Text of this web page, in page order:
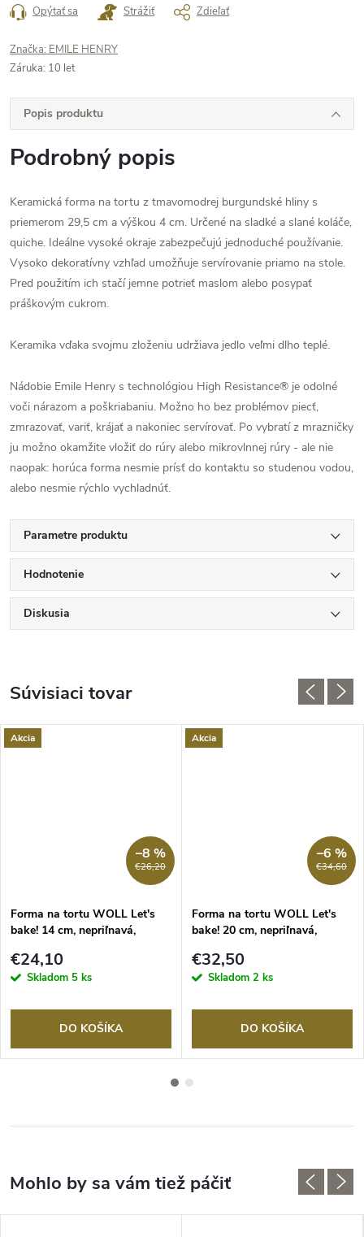
Opýtať sa Strážiť Zdieľať
Značka: EMILE HENRY
Záruka: 10 let
Popis produktu
Podrobný popis
Keramická forma na tortu z tmavomodrej burgundské hliny s
priemerom 29,5 cm a výškou 4 cm. Určené na sladké a slané koláče,
quiche. Ideálne vysoké okraje zabezpečujú jednoduché používanie.
Vysoko dekoratívny vzhľad umožňuje servírovanie priamo na stole.
Pred použitím ich stačí jemne potrieť maslom alebo posypať
práškovým cukrom.
Keramika vďaka svojmu zloženiu udržiava jedlo veľmi dlho teplé.
Nádobie Emile Henry s technológiou High Resistance® je odolné
voči nárazom a poškriabaniu. Možno ho bez problémov piecť,
zmrazovať, variť, krájať a nakoniec servírovať. Po vybratí z mrazničky
ju možno okamžite vložiť do rúry alebo mikrovlnnej rúry - ale nie
naopak: horúca forma nesmie prísť do kontaktu so studenou vodou,
alebo nesmie rýchlo vychladnúť.
Parametre produktu
Hodnotenie
Diskusia
Súvisiaci tovar
Akcia
€26,20
–8 %
Forma na tortu WOLL Let's
bake! 14 cm, nepriľnavá,
€24,10
Skladom 5 ks
DO KOŠÍKA
Akcia
€34,60
–6 %
Forma na tortu WOLL Let's
bake! 20 cm, nepriľnavá,
€32,50
Skladom 2 ks
DO KOŠÍKA